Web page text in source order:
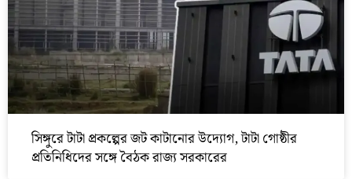
সিঙ্গুরে টাটা প্রকল্পের জট কাটানোর উদ্যোগ, টাটা গোষ্ঠীর
প্রতিনিধিদের সঙ্গে বৈঠক রাজ্য সরকারের